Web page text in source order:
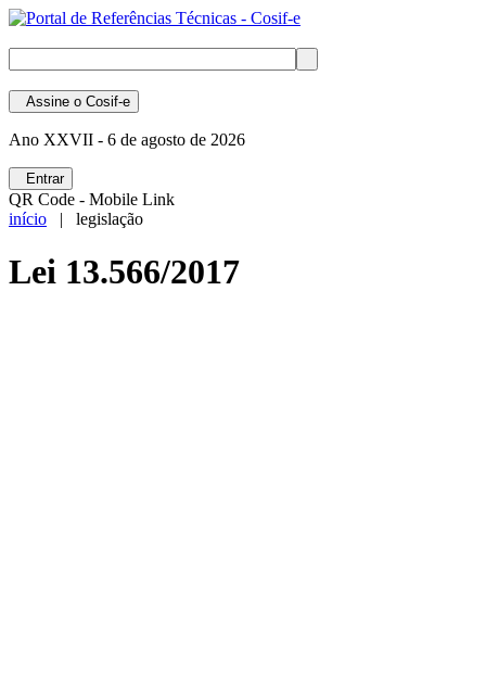
Assine o Cosif-e
Ano XXVII - 6 de agosto de 2026
Entrar
QR Code - Mobile Link
início | legislação
Lei 13.566/2017